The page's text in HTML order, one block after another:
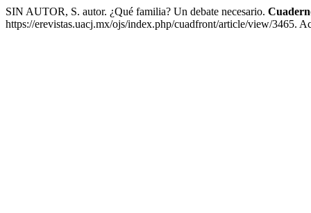
SIN AUTOR, S. autor. ¿Qué familia? Un debate necesario.
https://erevistas.uacj.mx/ojs/index.php/cuadfront/article/view/3465.